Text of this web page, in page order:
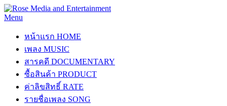
Menu
หน้าแรก HOME
เพลง MUSIC
สารคดี DOCUMENTARY
ซื้อสินค้า PRODUCT
ค่าลิขสิทธิ์ RATE
รายชื่อเพลง SONG